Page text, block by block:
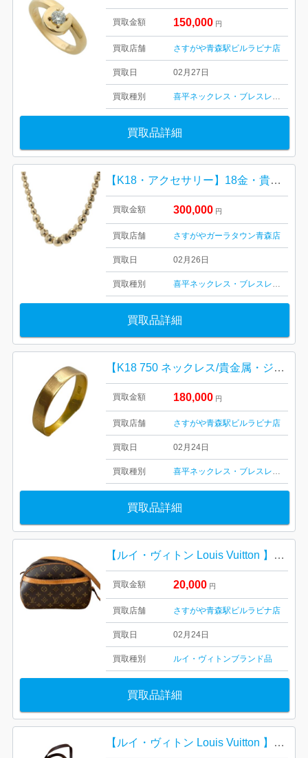
買取金額 150,000 円
買取店舗 さすがや青森駅ビルラビナ店
買取日 02月27日
買取種別 喜平ネックレス・ブレスレット
買取品詳細
【K18・アクセサリー】18金・貴金属・ネックレス・ピアス・イヤリング・750
買取金額 300,000 円
買取店舗 さすがやガーラタウン青森店
買取日 02月26日
買取種別 喜平ネックレス・ブレスレット
買取品詳細
【K18 750 ネックレス/貴金属・ジュエリー・リング・18金・宝石・メンズ・レディース】
買取金額 180,000 円
買取店舗 さすがや青森駅ビルラビナ店
買取日 02月24日
買取種別 喜平ネックレス・ブレスレット
買取品詳細
【ルイ・ヴィトン Louis Vuitton 】ブロワ・モノグラム・カーフレザー・キャンバス・ショルダーバック・ブランド
買取金額 20,000 円
買取店舗 さすがや青森駅ビルラビナ店
買取日 02月24日
買取種別 ルイ・ヴィトンブランド品
買取品詳細
【ルイ・ヴィトン Louis Vuitton 】パピヨン・ダミエ・エベヌ・カーフレザー・キャンバス・ショルダーバック・ブランド